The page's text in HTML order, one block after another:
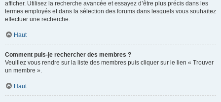
afficher. Utilisez la recherche avancée et essayez d’être plus précis dans les
termes employés et dans la sélection des forums dans lesquels vous souhaitez
effectuer une recherche.
Haut
Comment puis-je rechercher des membres ?
Veuillez vous rendre sur la liste des membres puis cliquer sur le lien « Trouver
un membre ».
Haut